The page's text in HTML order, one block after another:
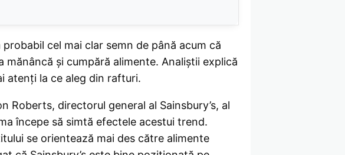
cel mai clar semn de până acum că
și cumpără alimente. Analiștii explică
atenți la ce aleg din rafturi.
Roberts, directorul general al Sainsbury’s, al
începe să simtă efectele acestui trend.
se orientează mai des către alimente